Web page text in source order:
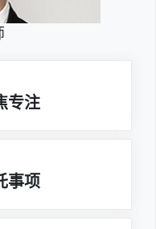
专注
事项